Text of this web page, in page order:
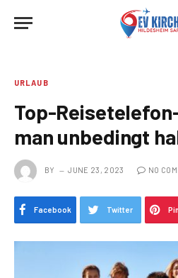
URLAUB
Top-
man unbedingt
BY JUNE 23, 2023 NO
Facebook Twitter